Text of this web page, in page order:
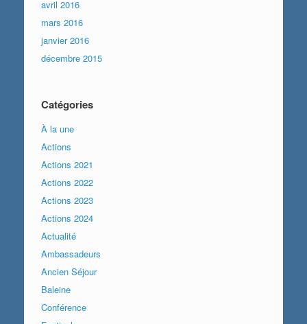
avril 2016
mars 2016
janvier 2016
décembre 2015
Catégories
À la une
Actions
Actions 2021
Actions 2022
Actions 2023
Actions 2024
Actualité
Ambassadeurs
Ancien Séjour
Baleine
Conférence